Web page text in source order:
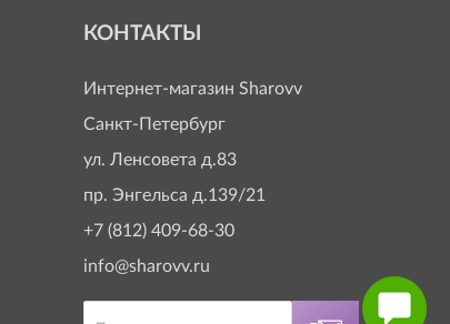
КОНТАКТЫ
Интернет-магазин Sharovv
Санкт-Петербург
ул. Ленсовета д.83
пр. Энгельса д.139/21
+7 (812) 409-68-30
info@sharovv.ru